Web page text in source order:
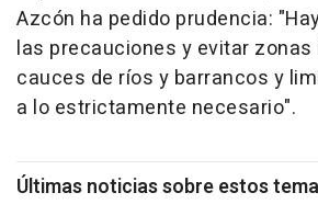
Azcón ha pedido prudencia:
las precauciones y evitar zonas
cauces de ríos y barrancos y
a lo estrictamente necesario".
Últimas noticias sobre estos